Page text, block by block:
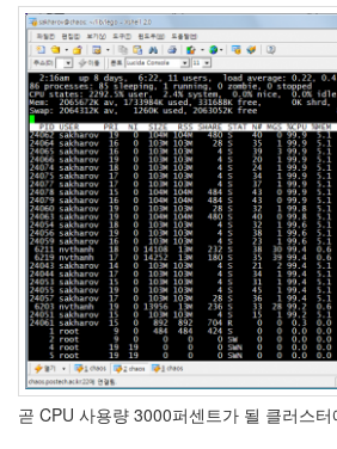
곧 CPU 사용량 3000퍼센트가 될 클러스
질
의
끝
[영
화]
인
사
이
드
아
웃
LG
전
자
모
바
일
부